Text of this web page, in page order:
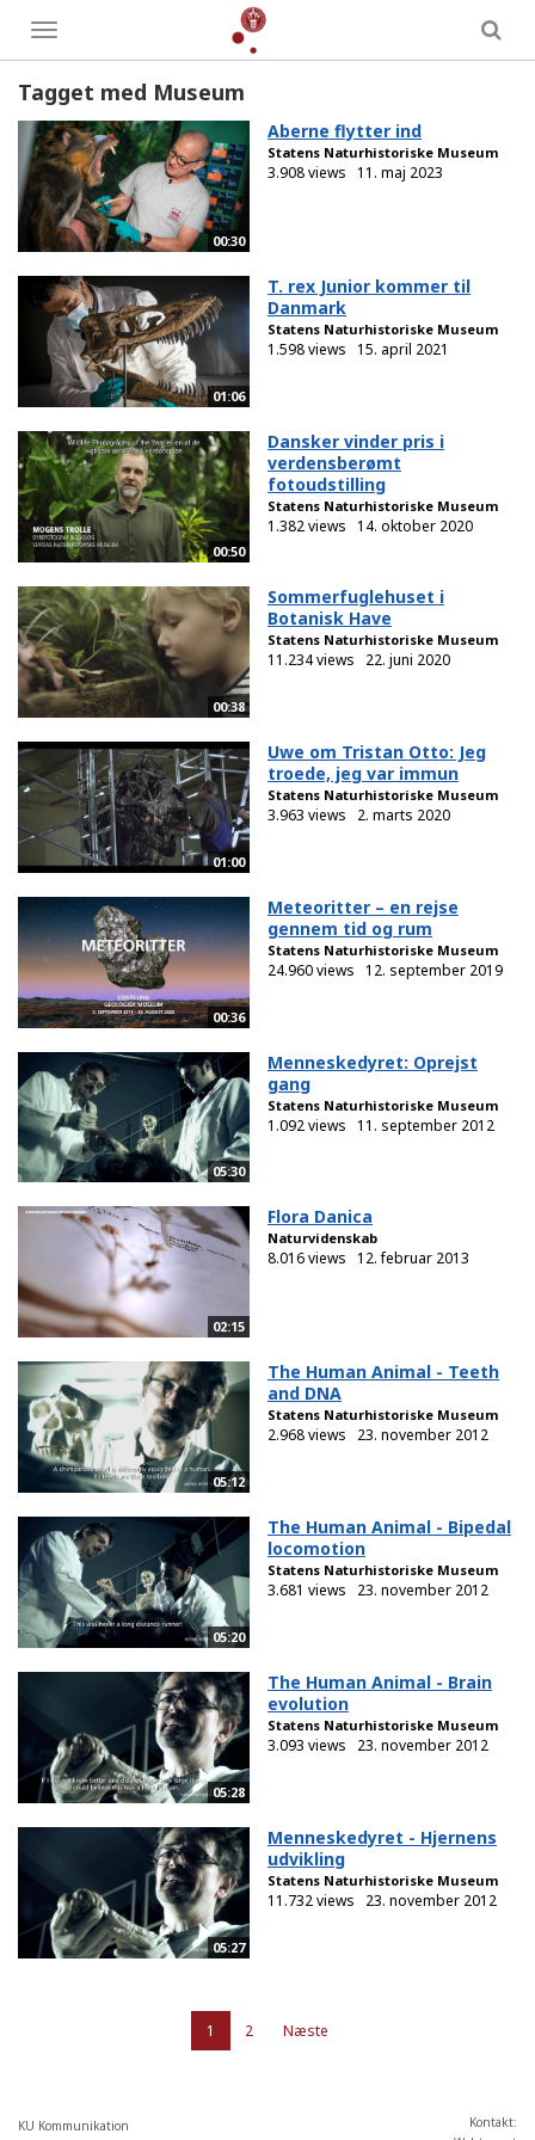
Toggle
menu
Tagget med Museum
00:30
Aberne flytter ind
Statens Naturhistoriske Museum
3.908 views 11. maj 2023
01:06
T. rex Junior kommer til
Danmark
Statens Naturhistoriske Museum
1.598 views 15. april 2021
00:50
Dansker vinder pris i
verdensberømt
fotoudstilling
Statens Naturhistoriske Museum
1.382 views 14. oktober 2020
00:38
Sommerfuglehuset i
Botanisk Have
Statens Naturhistoriske Museum
11.234 views 22. juni 2020
01:00
Uwe om Tristan Otto: Jeg
troede, jeg var immun
Statens Naturhistoriske Museum
3.963 views 2. marts 2020
00:36
Meteoritter – en rejse
gennem tid og rum
Statens Naturhistoriske Museum
24.960 views 12. september 2019
05:30
Menneskedyret: Oprejst
gang
Statens Naturhistoriske Museum
1.092 views 11. september 2012
02:15
Flora Danica
Naturvidenskab
8.016 views 12. februar 2013
05:12
The Human Animal - Teeth
and DNA
Statens Naturhistoriske Museum
2.968 views 23. november 2012
05:20
The Human Animal - Bipedal
locomotion
Statens Naturhistoriske Museum
3.681 views 23. november 2012
05:28
The Human Animal - Brain
evolution
Statens Naturhistoriske Museum
3.093 views 23. november 2012
05:27
Menneskedyret - Hjernens
udvikling
Statens Naturhistoriske Museum
11.732 views 23. november 2012
1 2 Næste
KU Kommunikation
Kontakt: